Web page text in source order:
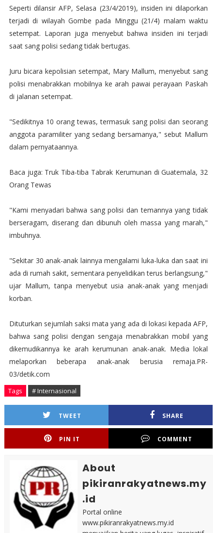
Seperti dilansir AFP, Selasa (23/4/2019), insiden ini dilaporkan
terjadi di wilayah Gombe pada Minggu (21/4) malam waktu
setempat. Laporan juga menyebut bahwa insiden ini terjadi
saat sang polisi sedang tidak bertugas.
Juru bicara kepolisian setempat, Mary Mallum, menyebut sang
polisi menabrakkan mobilnya ke arah pawai perayaan Paskah
di jalanan setempat.
"Sedikitnya 10 orang tewas, termasuk sang polisi dan seorang
anggota paramiliter yang sedang bersamanya," sebut Mallum
dalam pernyataannya.
Baca juga: Truk Tiba-tiba Tabrak Kerumunan di Guatemala, 32
Orang Tewas
"Kami menyadari bahwa sang polisi dan temannya yang tidak
berseragam, diserang dan dibunuh oleh massa yang marah,"
imbuhnya.
"Sekitar 30 anak-anak lainnya mengalami luka-luka dan saat ini
ada di rumah sakit, sementara penyelidikan terus berlangsung,"
ujar Mallum, tanpa menyebut usia anak-anak yang menjadi
korban.
Dituturkan sejumlah saksi mata yang ada di lokasi kepada AFP,
bahwa sang polisi dengan sengaja menabrakkan mobil yang
dikemudikannya ke arah kerumunan anak-anak. Media lokal
melaporkan beberapa anak-anak berusia remaja.PR-
03/detik.com
Tags # Internasional
TWEET SHARE
PIN IT COMMENT
About
pikiranrakyatnews.my
.id
Portal online
www.pikiranrakyatnews.my.id